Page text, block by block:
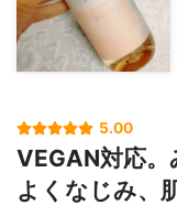
5.00
VEGAN対応
よくなじみ、